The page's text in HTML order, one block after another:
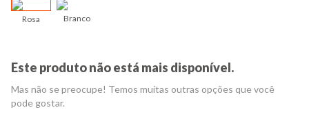
Rosa Branco
Este produto não está mais disponível.
Mas não se preocupe! Temos muitas outras opções que você
pode gostar.